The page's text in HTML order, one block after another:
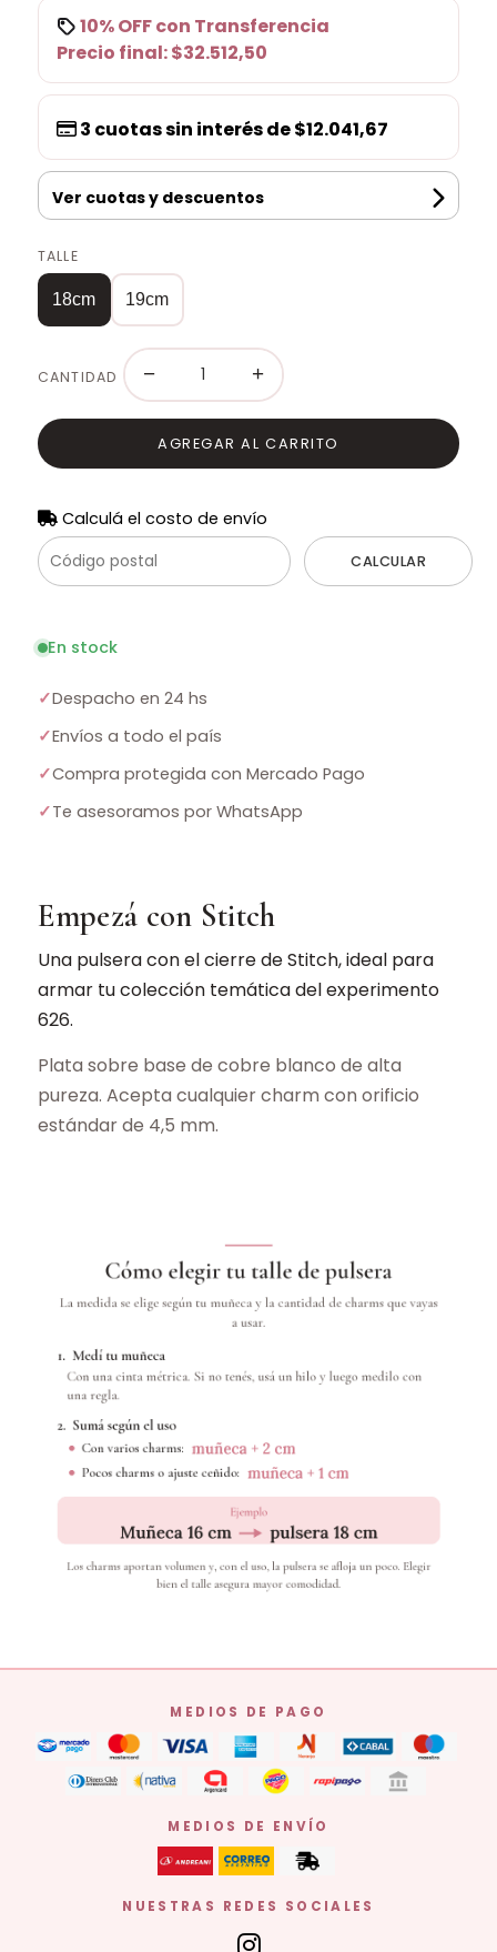
10% OFFcon Transferencia
Precio final:$32.512,50
3 cuotas sin interés de$12.041,67
Ver cuotas y descuentos
TALLE
18cm 19cm
CANTIDAD − +
AGREGAR AL CARRITO
Calculá el costo de envío
CALCULAR
En stock
✓Despacho en 24 hs
✓Envíos a todo el país
✓Compra protegida con Mercado Pago
✓Te asesoramos por WhatsApp
Empezá con Stitch
Una pulsera con el cierre de Stitch, ideal para
armar tu colección temática del experimento
626.
Plata sobre base de cobre blanco de alta
pureza. Acepta cualquier charm con orificio
estándar de 4,5 mm.
MEDIOS DE PAGO
MEDIOS DE ENVÍO
NUESTRAS REDES SOCIALES